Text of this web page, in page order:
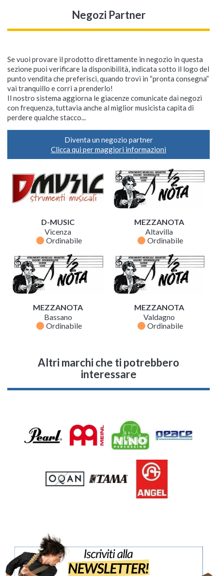
Negozi Partner
Se vuoi provare il prodotto direttamente in negozio in questa
sezione puoi verificare la disponibilità, indicata sotto il logo del
punto vendita che preferisci, quando trovi in “pronta consegna”
vai tranquillo e corri a prenderlo!
Il nostro sistema aggiorna le giacenze comunicate dai negozi
con frequenza, tuttavia anche al miglior musicista capita di
perdere qualche stacco...
Diventa un negozio partner
Clicca qui per maggiori informazioni
D-MUSIC
Vicenza
fiber_manual_record Ordinabile
MEZZANOTA
Altavilla
fiber_manual_record Ordinabile
MEZZANOTA
Bassano
fiber_manual_record Ordinabile
MEZZANOTA
Valdagno
fiber_manual_record Ordinabile
Altri marchi che ti potrebbero
interessare